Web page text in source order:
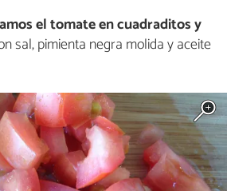
el tomate en cuadraditos y
sal, pimienta negra molida y aceite